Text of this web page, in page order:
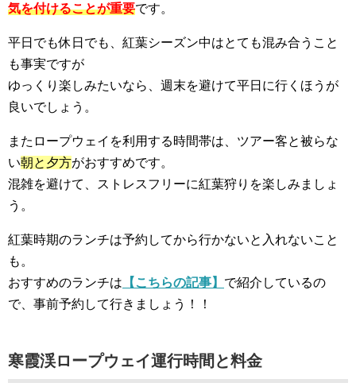
気を付けることが重要です。
平日でも休日でも、紅葉シーズン中はとても混み合うこと
も事実ですが
ゆっくり楽しみたいなら、週末を避けて平日に行くほうが
良いでしょう。
またロープウェイを利用する時間帯は、ツアー客と被らな
い朝と夕方がおすすめです。
混雑を避けて、ストレスフリーに紅葉狩りを楽しみましょ
う。
紅葉時期のランチは予約してから行かないと入れないこと
も。
おすすめのランチは 【こちらの記事】 で紹介しているの
で、事前予約して行きましょう！！
寒霞渓ロープウェイ運行時間と料金